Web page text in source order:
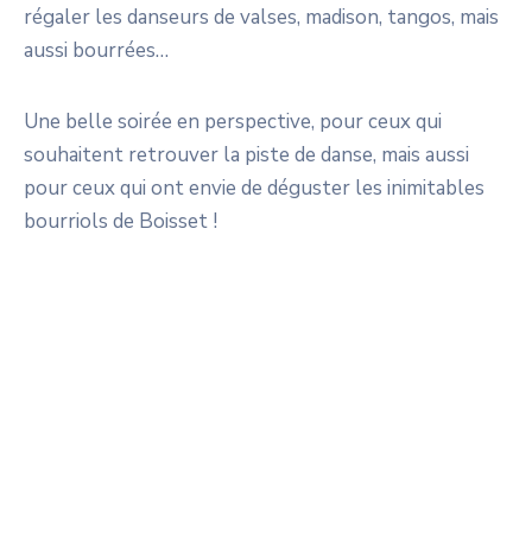
régaler les danseurs de valses, madison, tangos, mais
aussi bourrées…
Une belle soirée en perspective, pour ceux qui
souhaitent retrouver la piste de danse, mais aussi
pour ceux qui ont envie de déguster les inimitables
bourriols de Boisset !